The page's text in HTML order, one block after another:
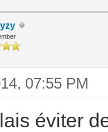
07:55 PM
éviter